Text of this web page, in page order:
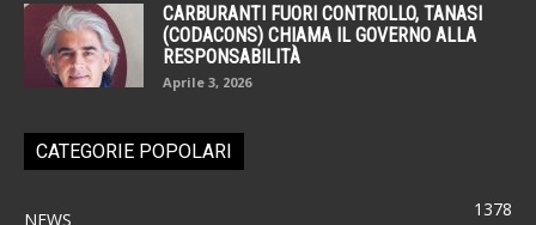
CARBURANTI FUORI CONTROLLO, TANASI
(CODACONS) CHIAMA IL GOVERNO ALLA
RESPONSABILITÀ
Aprile 3, 2026
CATEGORIE POPOLARI
NEWS 1378